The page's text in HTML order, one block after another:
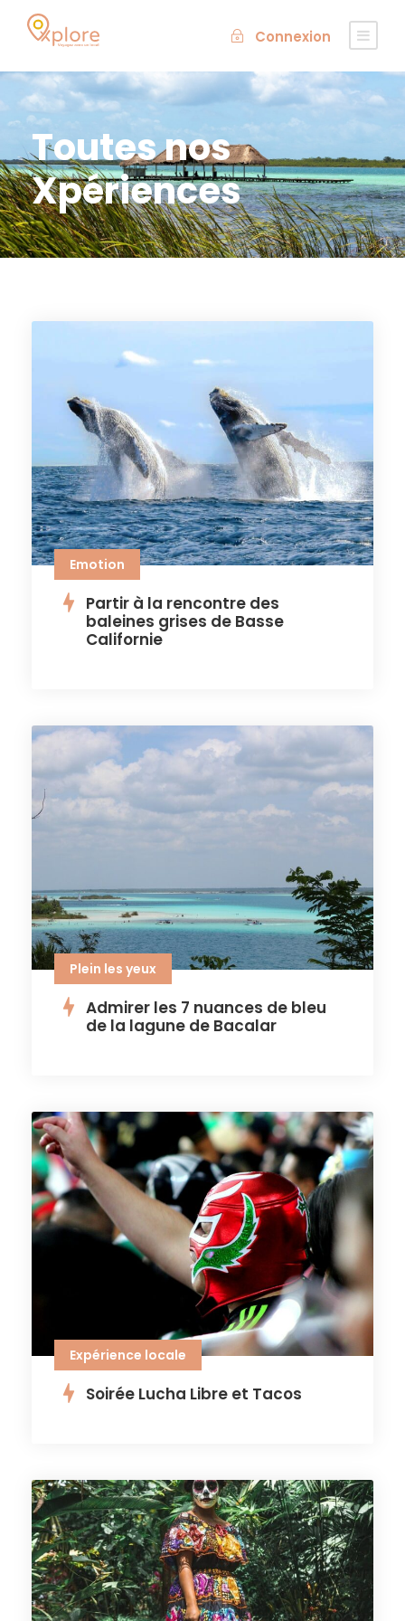
Connexion
Toutes nos
Xpériences
Emotion
Partir à la rencontre des
baleines grises de Basse
Californie
Plein les yeux
Admirer les 7 nuances de bleu
de la lagune de Bacalar
Expérience locale
Soirée Lucha Libre et Tacos